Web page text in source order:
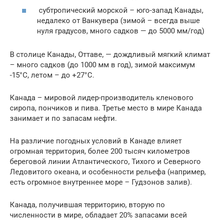
субтропический морской – юго-запад Канады,
недалеко от Ванкувера (зимой – всегда выше
нуля градусов, много садков — до 5000 мм/год)
В столице Канады, Оттаве, — дождливый мягкий климат
– много садков (до 1000 мм в год), зимой максимум
-15°C, летом – до +27°C.
Канада – мировой лидер-производитель кленового
сиропа, пончиков и пива. Третье место в мире Канада
занимает и по запасам нефти.
На различие погодных условий в Канаде влияет
огромная территория, более 200 тысяч километров
береговой линии Атлантического, Тихого и Северного
Ледовитого океана, и особенности рельефа (например,
есть огромное внутреннее море – Гудзонов залив).
Канада, получившая территорию, вторую по
численности в мире, обладает 20% запасами всей